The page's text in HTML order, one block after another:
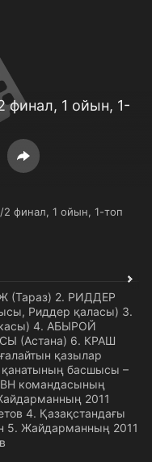
финал, 1 ойын, 1-
2 финал, 1 ойын, 1-топ
(Тараз) 2. РИДДЕР
Риддер қаласы) 3.
4. АБЫРОЙ
(Астана) 6. КРАШ
қазылар
басшысы –
командасының
2011
4. Қазақстандағы
5. Жайдарманның 2011
приложение